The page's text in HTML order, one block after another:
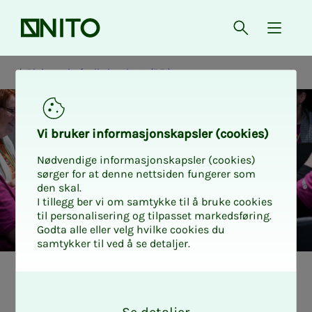
Forsiden Åpne søk
{
Bioingeniørfaglig institutt (BFI)
Vi bru­­ker in­­for­­ma­­sjons­­kaps­­­ler (cookies)
Nødvendige informasjonskapsler (cookies)
sørger for at denne nettsiden fungerer som
den skal.
I tillegg ber vi om samtykke til å bruke cookies
til personalisering og tilpasset markedsføring.
Godta alle eller velg hvilke cookies du
samtykker til ved å se detaljer.